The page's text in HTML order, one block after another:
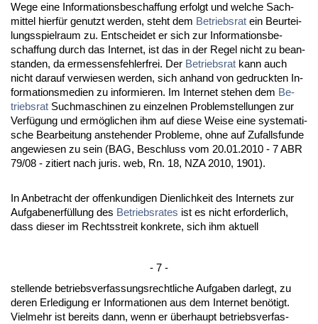
We­ge ei­ne In­for­ma­ti­ons­be­schaf­fung er­folgt und wel­che Sach­
mit­tel hierfür ge­nutzt wer­den, steht dem Be­triebs­rat ein Be­ur­tei­
lungs­spiel­raum zu. Ent­schei­det er sich zur In­for­ma­ti­ons­be­
schaf­fung durch das In­ter­net, ist das in der Re­gel nicht zu be­an­
stan­den, da er­mes­sens­feh­ler­frei. Der Be­triebs­rat kann auch
nicht dar­auf ver­wie­sen wer­den, sich an­hand von ge­druck­ten In­
for­ma­ti­ons­me­di­en zu in­for­mie­ren. Im In­ter­net ste­hen dem Be­
triebs­rat Such­ma­schi­nen zu ein­zel­nen Pro­blem­stel­lun­gen zur
Verfügung und ermögli­chen ihm auf die­se Wei­se ei­ne sys­te­ma­ti­
sche Be­ar­bei­tung an­ste­hen­der Pro­ble­me, oh­ne auf Zu­falls­fun­de
an­ge­wie­sen zu sein (BAG, Be­schluss vom 20.01.2010 - 7 ABR
79/08 - zi­tiert nach ju­ris. web, Rn. 18, NZA 2010, 1901).
In An­be­tracht der of­fen­kun­di­gen Dien­lich­keit des In­ter­nets zur
Auf­ga­ben­erfüllung des Be­triebs­ra­tes ist es nicht er­for­der­lich,
dass die­ser im Rechts­streit kon­kre­te, sich ihm ak­tu­ell
- 7 -
stel­len­de be­triebs­ver­fas­sungs­recht­li­che Auf­ga­ben dar­legt, zu
de­ren Er­le­di­gung er In­for­ma­tio­nen aus dem In­ter­net benötigt.
Viel­mehr ist be­reits dann, wenn er über­haupt be­triebs­ver­fas­